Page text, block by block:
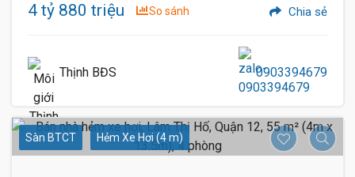
4 tỷ 880 triệu So sánh Chia sẻ
Thịnh BĐS 0903394679
Sàn BTCT Hẻm Xe Hơi (4 m)